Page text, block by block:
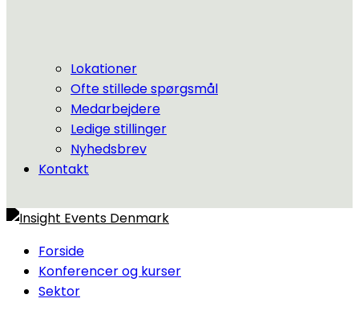
Lokationer
Ofte stillede spørgsmål
Medarbejdere
Ledige stillinger
Nyhedsbrev
Kontakt
Forside
Konferencer og kurser
Sektor